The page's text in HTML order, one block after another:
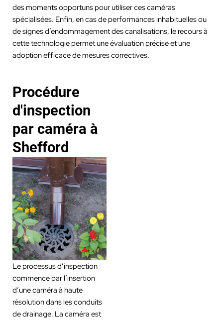
des moments opportuns pour utiliser ces caméras
spécialisées. Enfin, en cas de performances inhabituelles ou
de signes d’endommagement des canalisations, le recours à
cette technologie permet une évaluation précise et une
adoption efficace de mesures correctives.
Procédure
d'inspection
par caméra à
Shefford
Le processus d’inspection
commence par l’insertion
d’une caméra à haute
résolution dans les conduits
de drainage. La caméra est